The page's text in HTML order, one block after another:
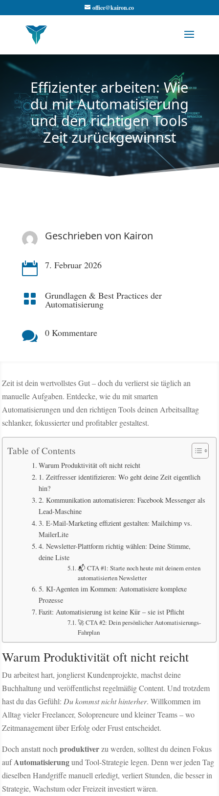
office@kairon.co
Effizienter arbeiten: Wie
du mit Automatisierung
und den richtigen Tools
Zeit zurückgewinnst
Geschrieben von Kairon
 7. Februar 2026
 Grundlagen & Best Practices der
Automatisierung
 0 Kommentare
Zeit ist dein wertvollstes Gut – doch du verlierst sie täglich an
manuelle Aufgaben. Entdecke, wie du mit smarten
Automatisierungen und den richtigen Tools deinen Arbeitsalltag
schlanker, fokussierter und profitabler gestaltest.
Table of Contents
Warum Produktivität oft nicht reicht
1. Zeitfresser identifizieren: Wo geht deine Zeit eigentlich
hin?
2. Kommunikation automatisieren: Facebook Messenger als
Lead-Maschine
3. E-Mail-Marketing effizient gestalten: Mailchimp vs.
MailerLite
4. Newsletter-Plattform richtig wählen: Deine Stimme,
deine Liste
📬 CTA #1: Starte noch heute mit deinem ersten
automatisierten Newsletter
5. KI-Agenten im Kommen: Automatisiere komplexe
Prozesse
Fazit: Automatisierung ist keine Kür – sie ist Pflicht
🚀 CTA #2: Dein persönlicher Automatisierungs-
Fahrplan
Warum Produktivität oft nicht reicht
Du arbeitest hart, jonglierst Kundenprojekte, machst deine
Buchhaltung und veröffentlichst regelmäßig Content. Und trotzdem
hast du das Gefühl: Du kommst nicht hinterher. Willkommen im
Alltag vieler Freelancer, Solopreneure und kleiner Teams – wo
Zeitmanagement über Erfolg oder Frust entscheidet.
Doch anstatt nochproduktiver zu werden, solltest du deinen Fokus
aufAutomatisierungund Tool-Strategie legen. Denn wer jeden Tag
dieselben Handgriffe manuell erledigt, verliert Stunden, die besser in
Strategie, Wachstum oder Freizeit investiert wären.